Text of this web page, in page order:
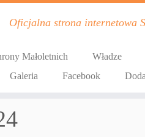
Oficjalna strona internetowa
Małoletnich Władze
Galeria Facebook